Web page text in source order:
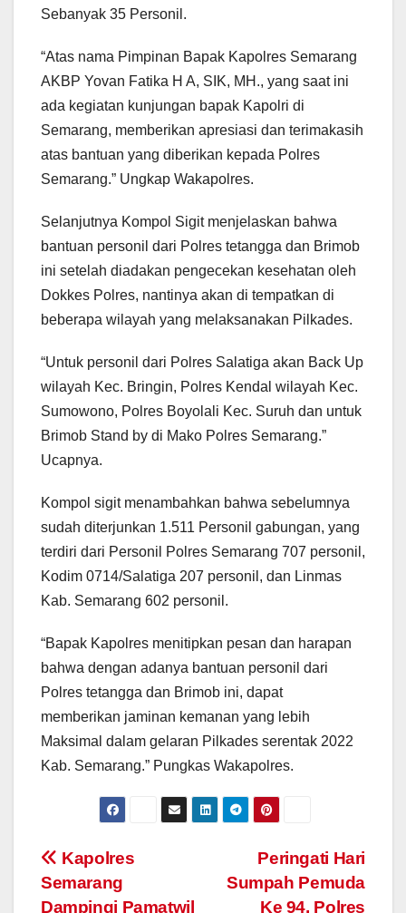
Sebanyak 35 Personil.
“Atas nama Pimpinan Bapak Kapolres Semarang
AKBP Yovan Fatika H A, SIK, MH., yang saat ini
ada kegiatan kunjungan bapak Kapolri di
Semarang, memberikan apresiasi dan terimakasih
atas bantuan yang diberikan kepada Polres
Semarang.” Ungkap Wakapolres.
Selanjutnya Kompol Sigit menjelaskan bahwa
bantuan personil dari Polres tetangga dan Brimob
ini setelah diadakan pengecekan kesehatan oleh
Dokkes Polres, nantinya akan di tempatkan di
beberapa wilayah yang melaksanakan Pilkades.
“Untuk personil dari Polres Salatiga akan Back Up
wilayah Kec. Bringin, Polres Kendal wilayah Kec.
Sumowono, Polres Boyolali Kec. Suruh dan untuk
Brimob Stand by di Mako Polres Semarang.”
Ucapnya.
Kompol sigit menambahkan bahwa sebelumnya
sudah diterjunkan 1.511 Personil gabungan, yang
terdiri dari Personil Polres Semarang 707 personil,
Kodim 0714/Salatiga 207 personil, dan Linmas
Kab. Semarang 602 personil.
“Bapak Kapolres menitipkan pesan dan harapan
bahwa dengan adanya bantuan personil dari
Polres tetangga dan Brimob ini, dapat
memberikan jaminan kemanan yang lebih
Maksimal dalam gelaran Pilkades serentak 2022
Kab. Semarang.” Pungkas Wakapolres.
Post
navigation
Peringati Hari
Sumpah Pemuda
Ke 94, Polres
Kapolres
Semarang
Dampingi Pamatwil